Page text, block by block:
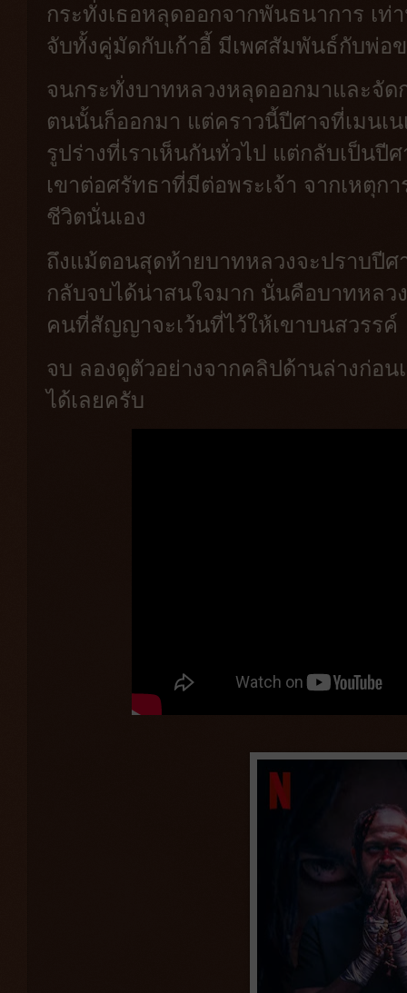
กระทั่งเธอหลุดออกจากพันธนาการ เท่
จับทั้งคู่มัดกับเก้าอี้ มีเพศสัมพันธ์กับพ่อข
จนกระทั่งบาทหลวงหลุดออกมาและจัด
ตนนั้นก็ออกมา แต่คราวนี้ปีศาจที่เมนเ
รูปร่างที่เราเห็นกันทั่วไป แต่กลับเป็นปี
เขาต่อศรัทธาที่มีต่อพระเจ้า จากเหตุก
ชีวิตนั่นเอง
ถึงแม้ตอนสุดท้ายบาทหลวงจะปราบปี
กลับจบได้น่าสนใจมาก นั่นคือบาทหล
คนที่สัญญาจะเว้นที่ไว้ให้เขาบนสวรรค์
จบ ลองดูตัวอย่างจากคลิปด้านล่างก่อ
ได้เลยครับ